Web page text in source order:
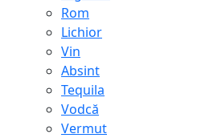
Rom
Lichior
Vin
Absint
Tequila
Vodcă
Vermut